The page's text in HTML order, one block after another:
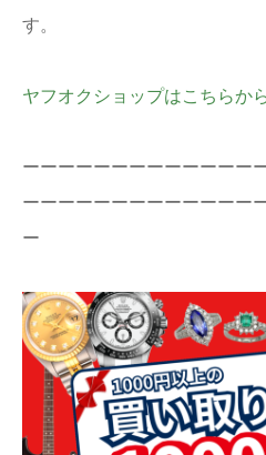
す。
ヤフオクショップはこちらか
ーーーーーーーーーーーーー
ーーーーーーーーーーーーー
ー